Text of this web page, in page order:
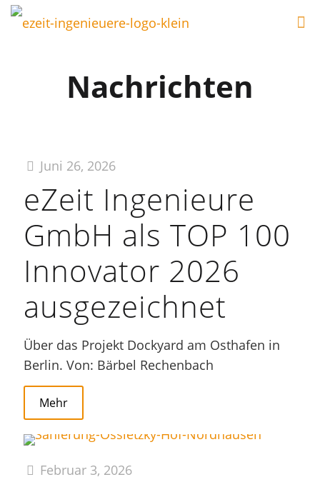
Nachrichten
Juni 26, 2026
eZeit Ingenieure
GmbH als TOP 100
Innovator 2026
ausgezeichnet
Über das Projekt Dockyard am Osthafen in
Berlin. Von: Bärbel Rechenbach
Mehr
Februar 3, 2026